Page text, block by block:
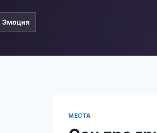
Эмоция
МЕСТА